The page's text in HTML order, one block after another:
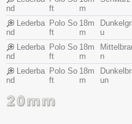
nd
ft
m
Lederba
nd
Polo So
ft
18m
m
u
Lederba
nd
Polo So
ft
18m
m
n
Lederba
nd
Polo So
ft
18m
m
un